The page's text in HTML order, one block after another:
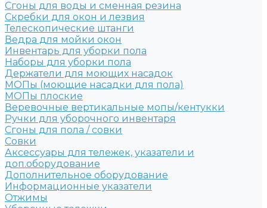
Сгоны для воды и сменная резина
Скребки для окон и лезвия
Телескопические штанги
Ведра для мойки окон
Инвентарь для уборки пола
Наборы для уборки пола
Держатели для моющих насадок
МОПы (моющие насадки для пола)
МОПы плоские
Веревочные вертикальные мопы/кентукки
Ручки для уборочного инвентаря
Сгоны для пола / совки
Совки
Аксессуары для тележек, указатели и
доп.оборудование
Дополнительное оборудование
Информационные указатели
Отжимы